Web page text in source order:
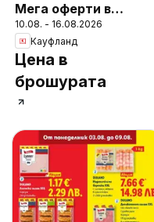
Мега оферти в
Kaufland с валидност
до 16.08.08.2026
10.08. - 16.08.2026
Кауфланд
Цена в
брошурата